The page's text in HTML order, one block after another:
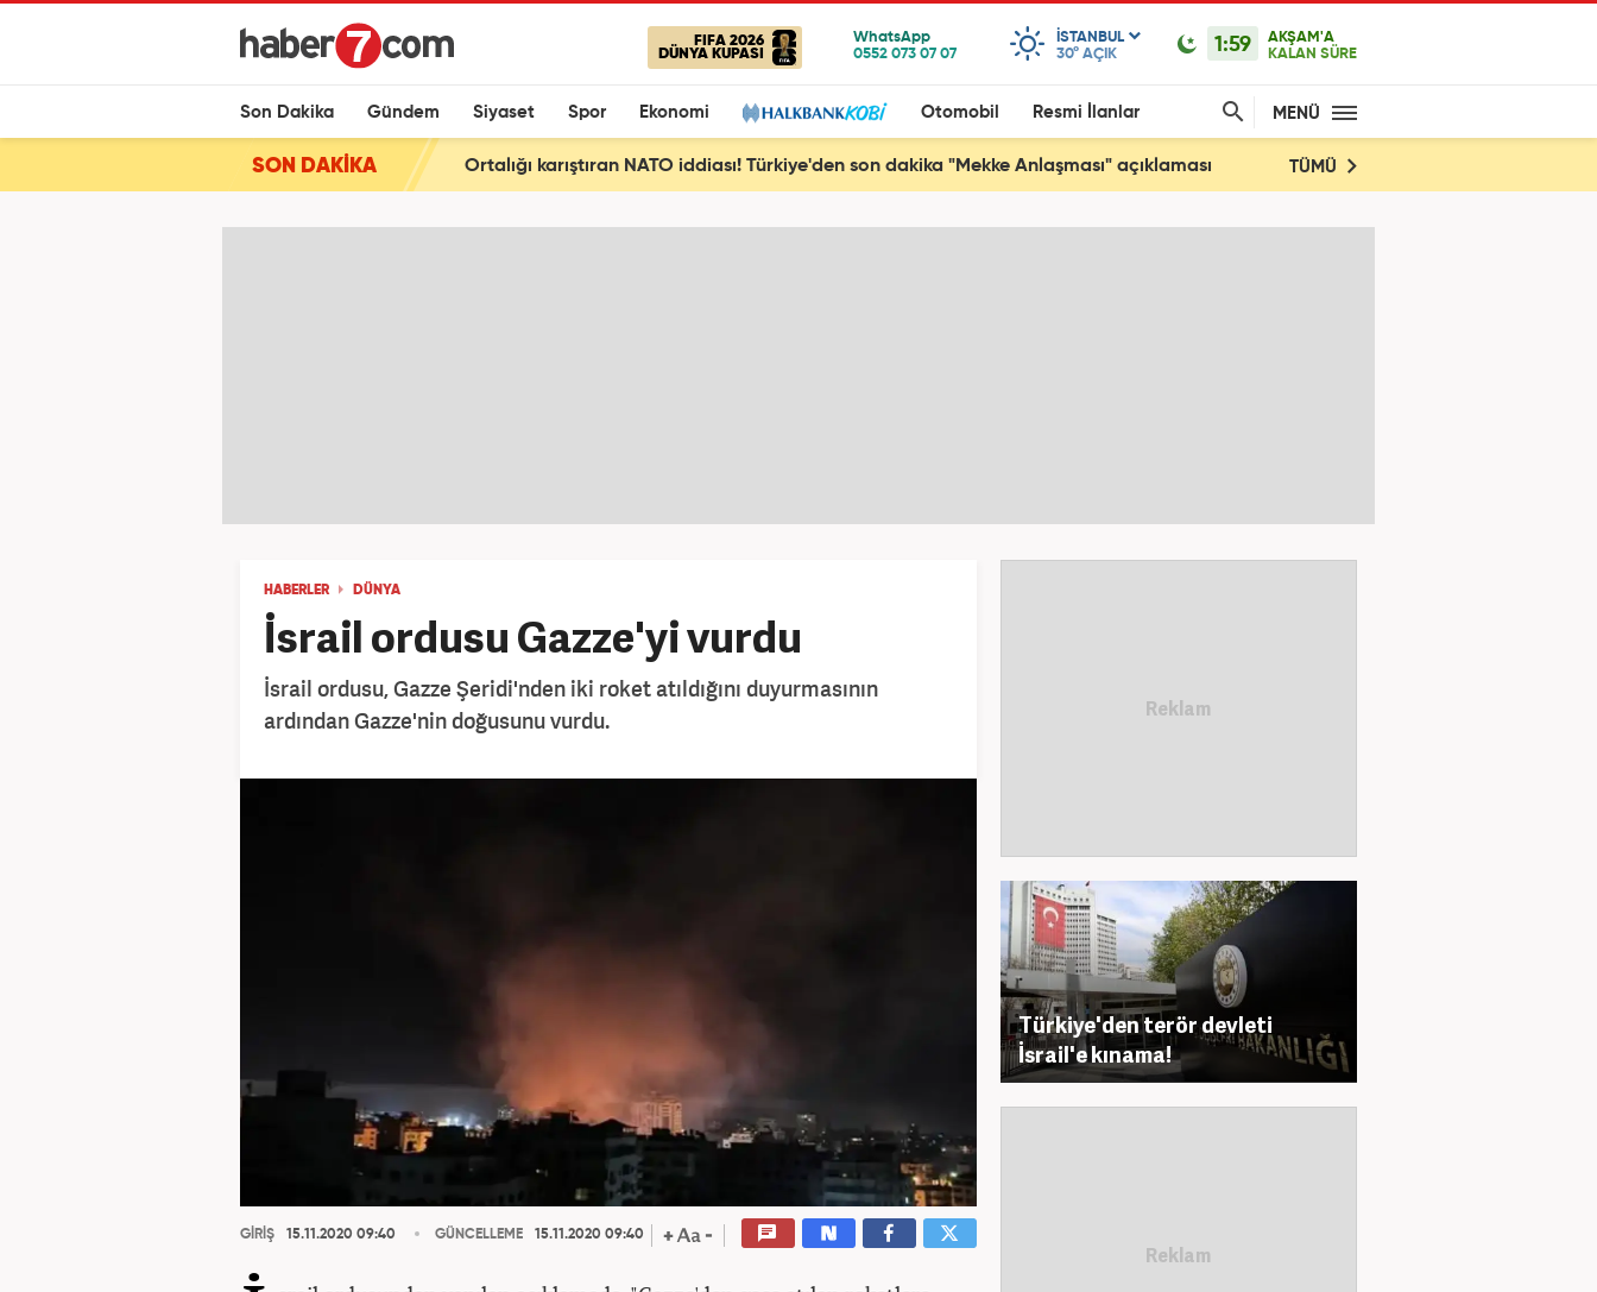
FIFA 2026
DÜNYA KUPASI
ISTANBUL
30° AÇIK 1:59
AKŞAM'A
KALAN SÜRE
Son Dakika Gündem Siyaset Spor Ekonomi Otomobil Resmi İlanlar MENÜ
SON DAKİKA Ortalığı karıştıran NATO iddiası! Türkiye'den son dakika "Mekke Anlaşması" açıklaması TÜMÜ
HABERLER DÜNYA
İsrail ordusu Gazze'yi vurdu
İsrail ordusu, Gazze Şeridi'nden iki roket atıldığını duyurmasının
ardından Gazze'nin doğusunu vurdu.
GİRİŞ 15.11.2020 09:40 GÜNCELLEME 15.11.2020 09:40
Türkiye'den terör devleti
İsrail'e kınama!